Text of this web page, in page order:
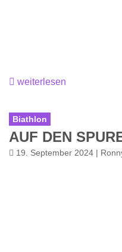
weiterlesen
Biathlon
AUF DEN
19. September 2024 |